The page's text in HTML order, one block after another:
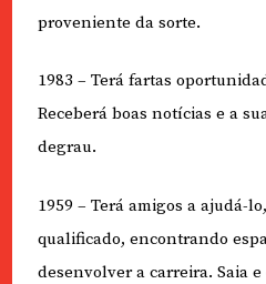
proveniente da sorte.
1983 – Terá fartas
Receberá boas notícias e a
degrau.
1959 – Terá amigos a ajudá-
qualificado, encontrando
desenvolver a carreira. Saia